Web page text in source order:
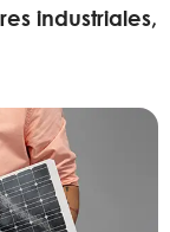
industriales,